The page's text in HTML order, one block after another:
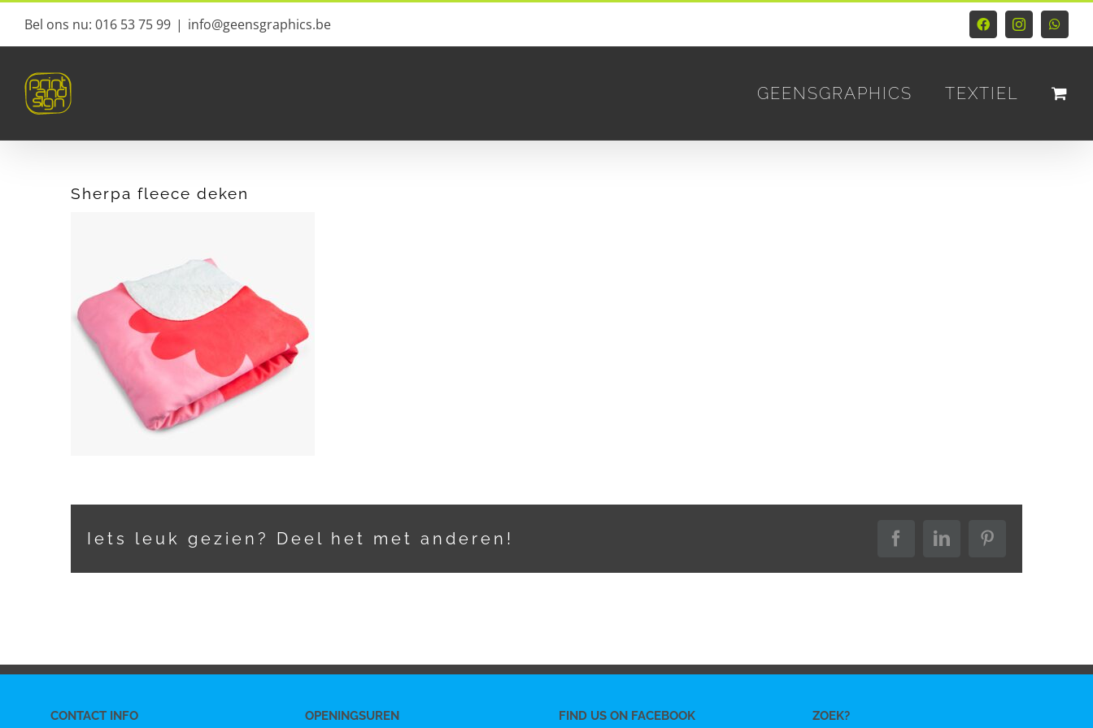
Ga
Bel ons nu: 016 53 75 99 | info@geensgraphics.be FacebookInstagram
GEENSGRAPHICS TEXTIEL
Sherpa fleece deken
Iets leuk gezien? Deel het met anderen! FacebookLinkedInPinterest
CONTACT INFO OPENINGSUREN FIND US ON FACEBOOK ZOEK?